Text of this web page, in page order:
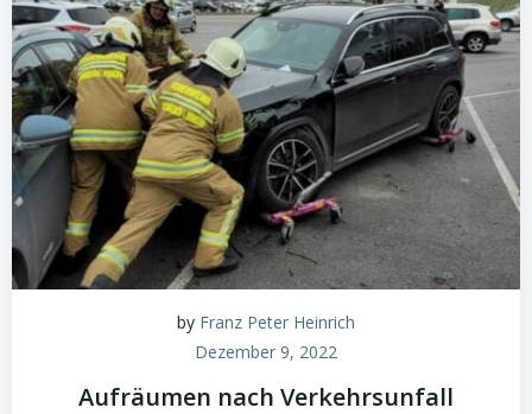
by Franz Peter Heinrich
Dezember 9, 2022
Aufräumen nach Verkehrsunfall